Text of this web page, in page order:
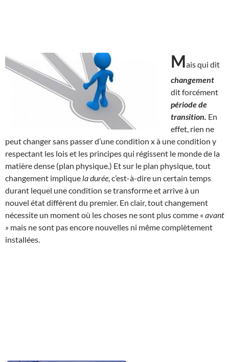
Mais qui dit
changement
dit forcément
période de
transition. En
effet, rien ne
peut changer sans passer d’une condition x à une condition y
respectant les lois et les principes qui régissent le monde de la
matière dense (plan physique.) Et sur le plan physique, tout
changement implique la durée , c’est-à-dire un certain temps
durant lequel une condition se transforme et arrive à un
nouvel état différent du premier. En clair, tout changement
nécessite un moment où les choses ne sont plus comme « avant
» mais ne sont pas encore nouvelles ni même complètement
installées.